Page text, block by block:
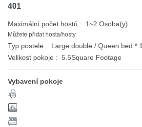
401
Maximální počet hostů : 1~2 Osoba(y)
Můžete přidat hosta/hosty
Typ postele :
Large double / Queen bed * 1
Velikost pokoje : 5.5Square Footage
Vybavení pokoje